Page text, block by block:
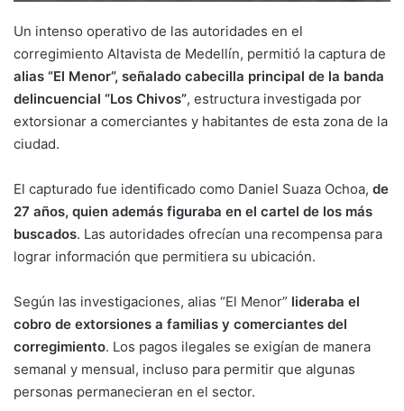
Un intenso operativo de las autoridades en el
corregimiento Altavista de Medellín, permitió la captura de
alias “El Menor”, señalado cabecilla principal de la banda
delincuencial “Los Chivos”, estructura investigada por
extorsionar a comerciantes y habitantes de esta zona de la
ciudad.
El capturado fue identificado como Daniel Suaza Ochoa, de
27 años, quien además figuraba en el cartel de los más
buscados. Las autoridades ofrecían una recompensa para
lograr información que permitiera su ubicación.
Según las investigaciones, alias “El Menor” lideraba el
cobro de extorsiones a familias y comerciantes del
corregimiento. Los pagos ilegales se exigían de manera
semanal y mensual, incluso para permitir que algunas
personas permanecieran en el sector.